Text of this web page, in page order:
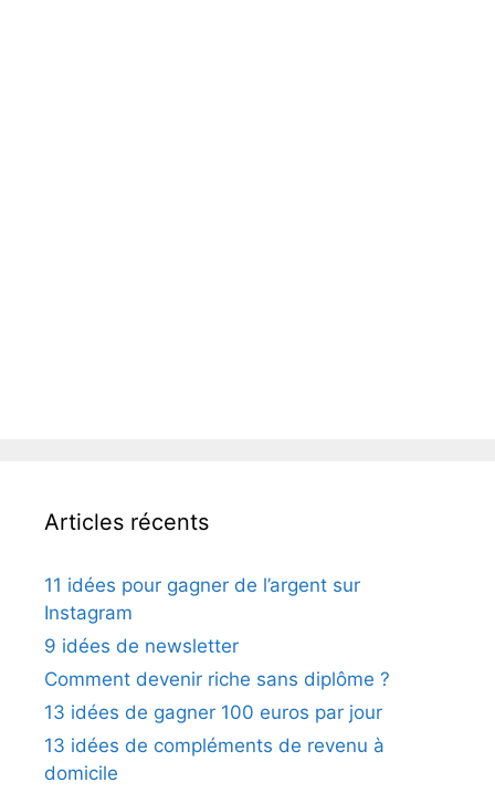
Articles récents
11 idées pour gagner de l’argent sur
Instagram
9 idées de newsletter
Comment devenir riche sans diplôme ?
13 idées de gagner 100 euros par jour
13 idées de compléments de revenu à
domicile